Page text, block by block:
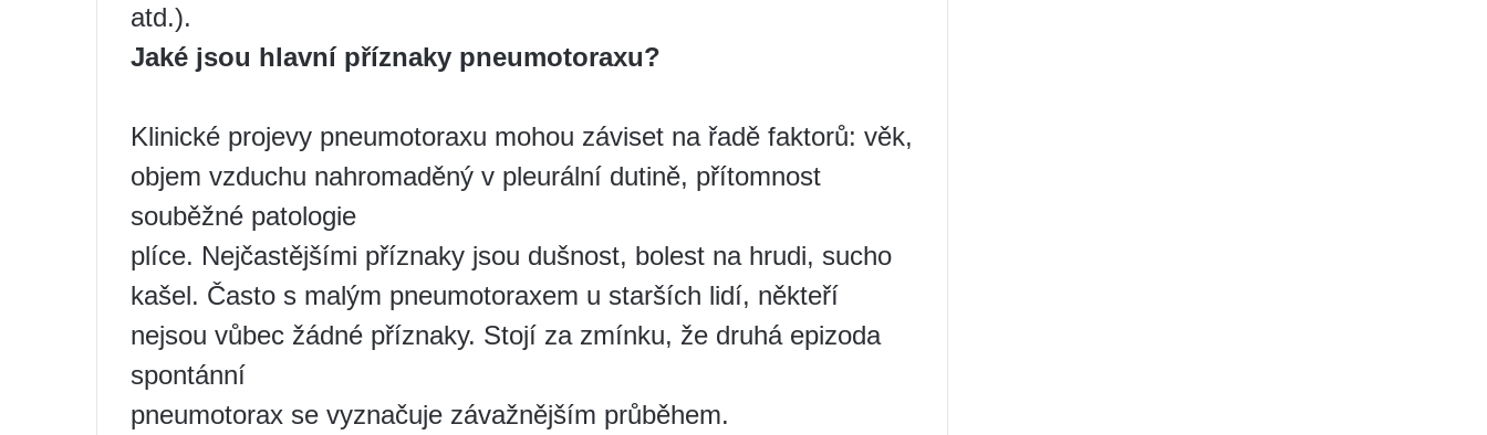
atd.).
Jaké jsou hlavní příznaky pneumotoraxu?
Klinické projevy pneumotoraxu mohou záviset na řadě faktorů: věk,
objem vzduchu nahromaděný v pleurální dutině, přítomnost
souběžné patologie
plíce. Nejčastějšími příznaky jsou dušnost, bolest na hrudi, sucho
kašel. Často s malým pneumotoraxem u starších lidí, někteří
nejsou vůbec žádné příznaky. Stojí za zmínku, že druhá epizoda
spontánní
pneumotorax se vyznačuje závažnějším průběhem.